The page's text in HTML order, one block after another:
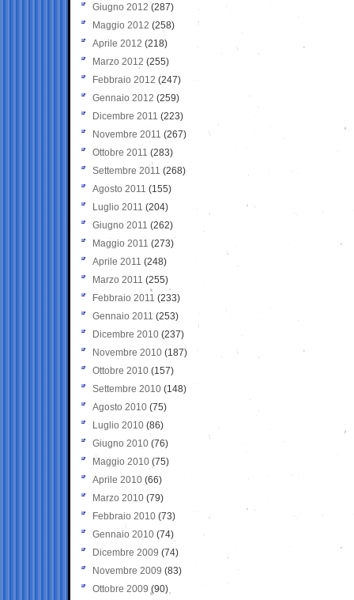
Giugno 2012 (287)
Maggio 2012 (258)
Aprile 2012 (218)
Marzo 2012 (255)
Febbraio 2012 (247)
Gennaio 2012 (259)
Dicembre 2011 (223)
Novembre 2011 (267)
Ottobre 2011 (283)
Settembre 2011 (268)
Agosto 2011 (155)
Luglio 2011 (204)
Giugno 2011 (262)
Maggio 2011 (273)
Aprile 2011 (248)
Marzo 2011 (255)
Febbraio 2011 (233)
Gennaio 2011 (253)
Dicembre 2010 (237)
Novembre 2010 (187)
Ottobre 2010 (157)
Settembre 2010 (148)
Agosto 2010 (75)
Luglio 2010 (86)
Giugno 2010 (76)
Maggio 2010 (75)
Aprile 2010 (66)
Marzo 2010 (79)
Febbraio 2010 (73)
Gennaio 2010 (74)
Dicembre 2009 (74)
Novembre 2009 (83)
Ottobre 2009 (90)